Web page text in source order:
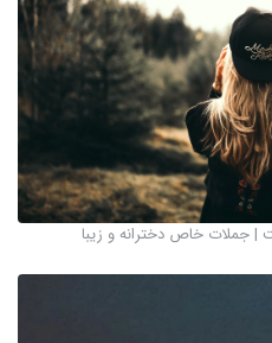
جملات خاص دخترانه و زیبا